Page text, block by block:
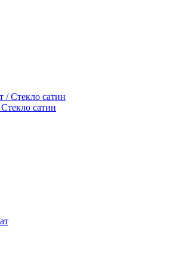
сатин